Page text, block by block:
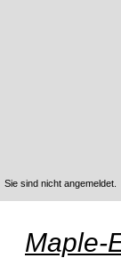
Sie sind nicht angemeldet.
Maple-